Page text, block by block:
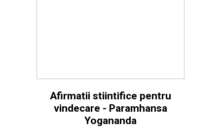
Afirmatii stiintifice pentru
vindecare - Paramhansa
Yogananda